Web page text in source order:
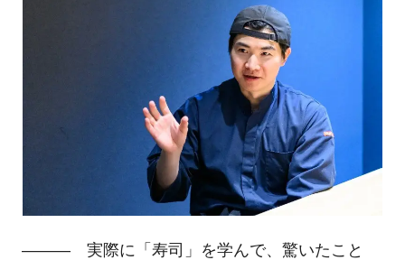
――― 実際に「寿司」を学んで、驚いたこと